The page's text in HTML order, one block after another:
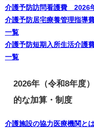
介護予防訪問看護費 2026
介護予防居宅療養管理指導
一覧
介護予防短期入所生活介護
一覧
2026年（令和8年度
的な加算・制度
介護施設の協力医療機関と